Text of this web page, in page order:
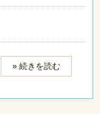
» 続きを読む